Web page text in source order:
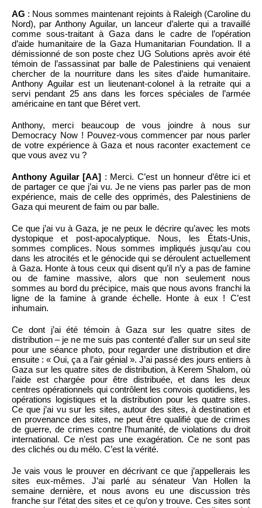
AG : Nous sommes maintenant rejoints à Raleigh (Caroline du
Nord), par Anthony Aguilar, un lanceur d’alerte qui a travaillé
comme sous-traitant à Gaza dans le cadre de l’opération
d’aide humanitaire de la Gaza Humanitarian Foundation. Il a
démissionné de son poste chez UG Solutions après avoir été
témoin de l’assassinat par balle de Palestiniens qui venaient
chercher de la nourriture dans les sites d’aide humanitaire.
Anthony Aguilar est un lieutenant-colonel à la retraite qui a
servi pendant 25 ans dans les forces spéciales de l’armée
américaine en tant que Béret vert.
Anthony, merci beaucoup de vous joindre à nous sur
Democracy Now ! Pouvez-vous commencer par nous parler
de votre expérience à Gaza et nous raconter exactement ce
que vous avez vu ?
Anthony Aguilar [AA] : Merci. C’est un honneur d’être ici et
de partager ce que j’ai vu. Je ne viens pas parler pas de mon
expérience, mais de celle des opprimés, des Palestiniens de
Gaza qui meurent de faim ou par balle.
Ce que j’ai vu à Gaza, je ne peux le décrire qu’avec les mots
dystopique et post-apocalyptique. Nous, les États-Unis,
sommes complices. Nous sommes impliqués jusqu’au cou
dans les atrocités et le génocide qui se déroulent actuellement
à Gaza. Honte à tous ceux qui disent qu’il n’y a pas de famine
ou de famine massive, alors que non seulement nous
sommes au bord du précipice, mais que nous avons franchi la
ligne de la famine à grande échelle. Honte à eux ! C’est
inhumain.
Ce dont j’ai été témoin à Gaza sur les quatre sites de
distribution – je ne me suis pas contenté d’aller sur un seul site
pour une séance photo, pour regarder une distribution et dire
ensuite : « Oui, ça a l’air génial ». J’ai passé des jours entiers à
Gaza sur les quatre sites de distribution, à Kerem Shalom, où
l’aide est chargée pour être distribuée, et dans les deux
centres opérationnels qui contrôlent les convois quotidiens, les
opérations logistiques et la distribution pour les quatre sites.
Ce que j’ai vu sur les sites, autour des sites, à destination et
en provenance des sites, ne peut être qualifié que de crimes
de guerre, de crimes contre l’humanité, de violations du droit
international. Ce n’est pas une exagération. Ce ne sont pas
des clichés ou du mélo. C’est la vérité.
Je vais vous le prouver en décrivant ce que j’appellerais les
sites eux-mêmes. J’ai parlé au sénateur Van Hollen la
semaine dernière, et nous avons eu une discussion très
franche sur l’état des sites et ce qu’on y trouve. Ces sites sont